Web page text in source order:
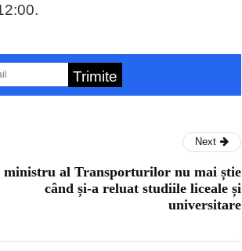
Trimite
Next
ministru al Transporturilor nu mai știe
când și-a reluat studiile liceale și
universitare